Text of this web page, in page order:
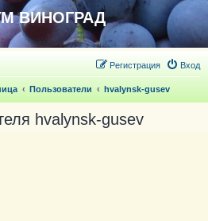
ВИНОГРАД
Вход
Регистрация
Пользователи hvalynsk-gusev
hvalynsk-gusev